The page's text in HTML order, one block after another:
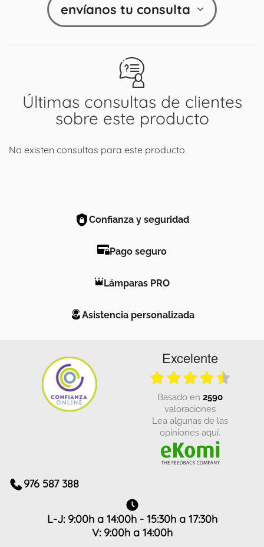
Últimas consultas de clientes
sobre este producto
No existen consultas para este producto
envíanos tu consulta
Confianza y seguridad
Pago seguro
Lámparas PRO
Asistencia personalizada
Excelente
basado en 2590
valoraciones
Lea algunas de las
opiniones aquí.
976 587 388
L-J: 9:00h a 14:00h - 15:30h a 17:30h
V: 9:00h a 14:00h